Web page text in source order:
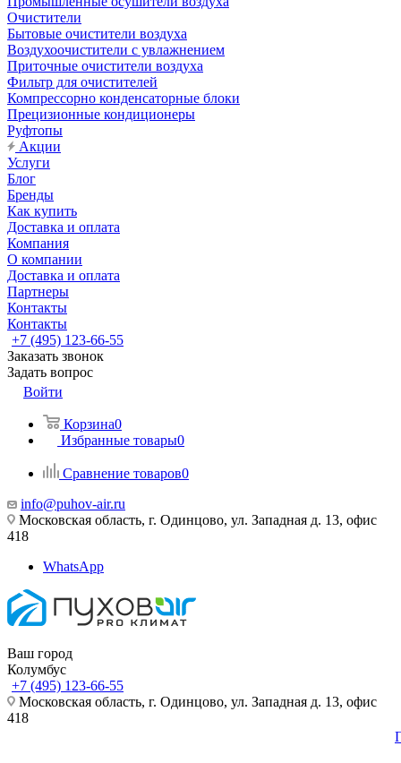
Очистители
Бытовые очистители воздуха
Воздухоочистители с увлажнением
Приточные очистители воздуха
Фильтр для очистителей
Компрессорно конденсаторные блоки
Прецизионные кондиционеры
Руфтопы
Акции
Услуги
Блог
Бренды
Как купить
Доставка и оплата
Компания
О компании
Доставка и оплата
Партнеры
Контакты
Контакты
+7 (495) 123-66-55
Заказать звонок
Задать вопрос
Войти
Корзина0
Избранные товары0
Сравнение товаров0
info@puhov-air.ru
Московская область, г. Одинцово, ул. Западная д. 13, офис
418
WhatsApp
Ваш город
Колумбус
+7 (495) 123-66-55
Московская область, г. Одинцово, ул. Западная д. 13, офис
418